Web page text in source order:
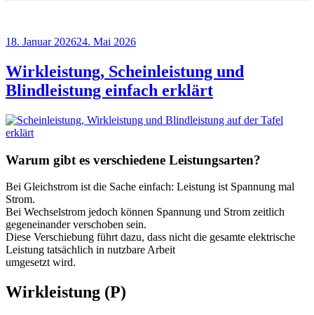
Veröffentlicht
18. Januar 202624. Mai 2026
Wirkleistung, Scheinleistung und
Blindleistung einfach erklärt
Warum gibt es verschiedene Leistungsarten?
Bei Gleichstrom ist die Sache einfach: Leistung ist Spannung mal
Strom.
Bei Wechselstrom jedoch können Spannung und Strom zeitlich
gegeneinander verschoben sein.
Diese Verschiebung führt dazu, dass nicht die gesamte elektrische
Leistung tatsächlich in nutzbare Arbeit
umgesetzt wird.
Wirkleistung (P)